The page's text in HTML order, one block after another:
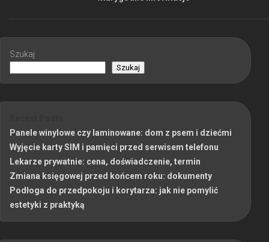
Szukaj
Szukaj
Panele winylowe czy laminowane: dom z psem i dziećmi
Wyjęcie karty SIM i pamięci przed serwisem telefonu
Lekarze prywatnie: cena, doświadczenie, termin
Zmiana księgowej przed końcem roku: dokumenty
Podłoga do przedpokoju i korytarza: jak nie pomylić
estetyki z praktyką